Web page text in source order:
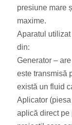
presiune mare
maxime.
Aparatul
din:
Generator –
este transmisă
există un fluid
Aplicator
aplică direct